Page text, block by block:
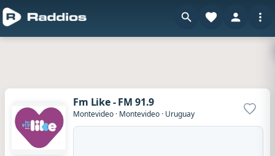
Fm Like - FM 91.9
Montevideo · Montevideo · Uruguay